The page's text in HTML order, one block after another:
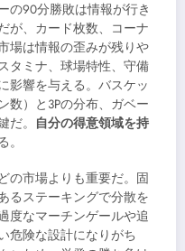
の90分勝敗は情報が行き
が、カード枚数、コーナ
場は情報の歪みが残りや
タミナ、球場特性、守備
影響を与える。バスケッ
数）と3Pの分布、ガベー
。 自分の得意領域を持
の市場よりも重要だ。固
るステーキングで分散を
度なマーチンゲールや追
危険な設計になりがち